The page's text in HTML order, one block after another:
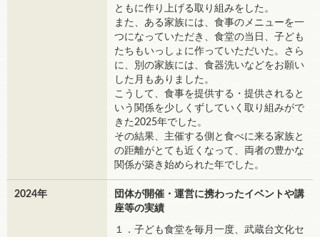
ともに作り上げる取り組みをした。
また、ある家族には、食事のメニューを一
つになっていただき、食堂の当日、子ども
たちもいっしょに作っていただいた。さら
に、別の家族には、食器洗いなどをお願い
した月もありました。
こうして、食事を提供する・提供されると
いう関係を少しくずしていく取り組みがで
きた2025年でした。
その結果、主催する側と食べに来る家族と
の距離がとても近くなって、両者の豊かな
関係が築き始められた年でした。
2024年
団体が開催・運営に携わったイベントや講
座等の実績
１．子ども食堂を毎月一度、武蔵台文化セ